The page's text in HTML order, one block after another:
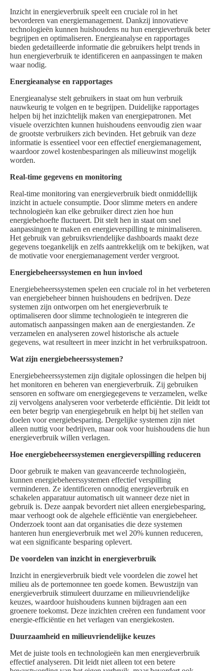
Inzicht in energieverbruik speelt een cruciale rol in het
bevorderen van energiemanagement. Dankzij innovatieve
technologieën kunnen huishoudens nu hun energieverbruik beter
begrijpen en optimaliseren. Energieanalyse en rapportages
bieden gedetailleerde informatie die gebruikers helpt trends in
hun energieverbruik te identificeren en aanpassingen te maken
waar nodig.
Energieanalyse en rapportages
Energieanalyse stelt gebruikers in staat om hun verbruik
nauwkeurig te volgen en te begrijpen. Duidelijke rapportages
helpen bij het inzichtelijk maken van energiepatronen. Met
visuele overzichten kunnen huishoudens eenvoudig zien waar
de grootste verbruikers zich bevinden. Het gebruik van deze
informatie is essentieel voor een effectief energiemanagement,
waardoor zowel kostenbesparingen als milieuwinst mogelijk
worden.
Real-time gegevens en monitoring
Real-time monitoring van energieverbruik biedt onmiddellijk
inzicht in actuele consumptie. Door slimme meters en andere
technologieën kan elke gebruiker direct zien hoe hun
energiebehoefte fluctueert. Dit stelt hen in staat om snel
aanpassingen te maken en energieverspilling te minimaliseren.
Het gebruik van gebruiksvriendelijke dashboards maakt deze
gegevens toegankelijk en zelfs aantrekkelijk om te bekijken, wat
de motivatie voor energiemanagement verder vergroot.
Energiebeheerssystemen en hun invloed
Energiebeheerssystemen spelen een cruciale rol in het verbeteren
van energiebeheer binnen huishoudens en bedrijven. Deze
systemen zijn ontworpen om het energieverbruik te
optimaliseren door slimme technologieën te integreren die
automatisch aanpassingen maken aan de energiestanden. Ze
verzamelen en analyseren zowel historische als actuele
gegevens, wat resulteert in meer inzicht in het verbruikspatroon.
Wat zijn energiebeheerssystemen?
Energiebeheerssystemen zijn digitale oplossingen die helpen bij
het monitoren en beheren van energieverbruik. Zij gebruiken
sensoren en software om energiegegevens te verzamelen, welke
zij vervolgens analyseren voor verbeterde efficiëntie. Dit leidt tot
een beter begrip van energiegebruik en helpt bij het stellen van
doelen voor energiebesparing. Dergelijke systemen zijn niet
alleen nuttig voor bedrijven, maar ook voor huishoudens die hun
energieverbruik willen verlagen.
Hoe energiebeheerssystemen energieverspilling reduceren
Door gebruik te maken van geavanceerde technologieën,
kunnen energiebeheerssystemen effectief verspilling
verminderen. Ze identificeren onnodig energieverbruik en
schakelen apparatuur automatisch uit wanneer deze niet in
gebruik is. Deze aanpak bevordert niet alleen energiebesparing,
maar verhoogt ook de algehele efficiëntie van energiebeheer.
Onderzoek toont aan dat organisaties die deze systemen
hanteren hun energieverbruik met wel 20% kunnen reduceren,
wat een significante besparing oplevert.
De voordelen van inzicht in energieverbruik
Inzicht in energieverbruik biedt vele voordelen die zowel het
milieu als de portemonnee ten goede komen. Bewustzijn van
energieverbruik stimuleert duurzame en milieuvriendelijke
keuzes, waardoor huishoudens kunnen bijdragen aan een
groenere toekomst. Deze inzichten creëren een fundament voor
energie-efficiëntie en het verlagen van energiekosten.
Duurzaamheid en milieuvriendelijke keuzes
Met de juiste tools en technologieën kan men energieverbruik
effectief analyseren. Dit leidt niet alleen tot een betere